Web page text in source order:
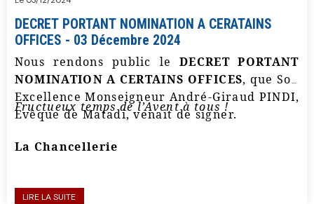
DECRET PORTANT NOMINATION A CERATAINS
OFFICES - 03 Décembre 2024
Nous rendons public leDECRET PORTANT
NOMINATION A CERTAINS OFFICES, que Son
Excellence Monseigneur André-Giraud PINDI,
Evêque de Matadi, venait de signer.
Fructueux temps de l’Avent à tous !
La Chancellerie
LIRE LA SUITE